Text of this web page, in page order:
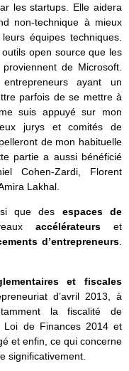
les startups. Elle aidera
non-technique à mieux
équipes techniques.
open source que les
de Microsoft.
ayant un
parfois de se mettre à
suis appuyé sur mon
jurys et comités de
de mon habituelle
partie a aussi bénéficié
Cohen-Zardi, Florent
Lakhal.
que des espaces de
accélérateurset
d’entrepreneurs
et fiscales
d’avril 2013, à
la fiscalité de
Loi de Finances 2014 et
et enfin, ce qui concerne
significativement.